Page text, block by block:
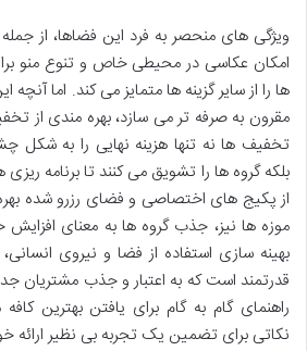
ویژگی های منحصر به فرد این فضاها، از
امکان عکاسی در محیطی خاص و تنوع منو
ها را از سایر گزینه ها متمایز می کند. اما
مقرون به صرفه تر می سازد، بهره مندی از
تخفیف ها نه تنها هزینه نهایی را به
بلکه گروه ها را تشویق می کنند تا برنامه
از پکیج های اختصاصی و فضای رزرو شده
موزه ها نیز، جذب گروه ها به معنای افزایش
بهینه سازی استفاده از فضا و نیروی
قدرتمند است که به اعتبار و جذب مشتریان
راهنمای گام به گام برای یافتن بهترین
نکاتی برای تضمین یک تجربه بی نظیر ارائه